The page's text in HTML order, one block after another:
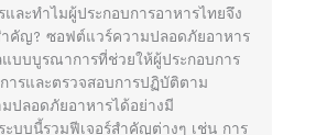
และทำไมผู้ประกอบการอาหารไทยจึง
คัญ? ซอฟต์แวร์ความปลอดภัยอาหาร
บบบูรณาการที่ช่วยให้ผู้ประกอบการ
ารและตรวจสอบการปฏิบัติตาม
ปลอดภัยอาหารได้อย่างมี
ะบบนี้รวมฟีเจอร์สำคัญต่างๆ เช่น การ